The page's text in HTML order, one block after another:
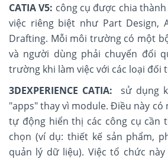
CATIA V5: công cụ được chia
việc riêng biệt như Part Design,
Drafting. Mỗi môi trường có một
và người dùng phải chuyển đổi
trường khi làm việc với các loại đối
3DEXPERIENCE CATIA: sử dụng
"apps" thay vì module. Điều này có
tự động hiển thị các công cụ cần
chọn (ví dụ: thiết kế sản phẩm,
quản lý dữ liệu). Việc tổ chức